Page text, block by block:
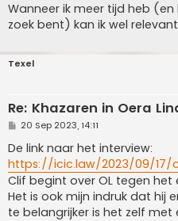
Wanneer ik meer tijd heb
zoek bent) kan ik wel
Texel
Re: Khazaren in Oera
P
s
t
20 Sep 2023, 14:11
De link naar het interview:
https://icic.law/2023/09/17/
Clif begint over OL tegen het
Het is ook mijn indruk dat hij
te belangrijker is het zelf